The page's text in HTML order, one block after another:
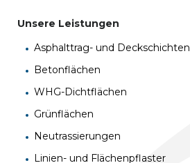
Unsere Leistungen
Asphalttrag- und Deckschichten
Betonflächen
WHG-Dichtflächen
Grünflächen
Neutrassierungen
Linien- und Flächenpflaster